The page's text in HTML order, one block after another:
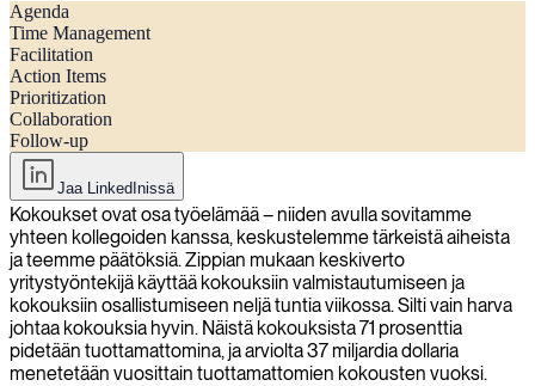
7 vinkkiä kokousten pitämiseen aikataulussa
Agenda
Time Management
Facilitation
Action Items
Prioritization
Collaboration
Follow-up
Jaa LinkedInissä
Kokoukset ovat osa työelämää – niiden avulla sovitamme
yhteen kollegoiden kanssa, keskustelemme tärkeistä aiheista
ja teemme päätöksiä. Zippian mukaan keskiverto
yritystyöntekijä käyttää kokouksiin valmistautumiseen ja
kokouksiin osallistumiseen neljä tuntia viikossa. Silti vain harva
johtaa kokouksia hyvin. Näistä kokouksista 71 prosenttia
pidetään tuottamattomina, ja arviolta 37 miljardia dollaria
menetetään vuosittain tuottamattomien kokousten vuoksi.